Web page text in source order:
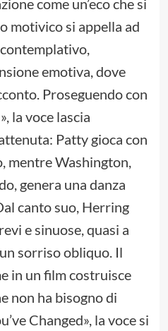
come un’eco che si
motivico si appella ad
emotiva, dove
Proseguendo con
la voce lascia
Patty gioca con
mentre Washington,
genera una danza
canto suo, Herring
e sinuose, quasi a
sorriso obliquo. Il
in un film costruisce
non ha bisogno di
Changed», la voce si